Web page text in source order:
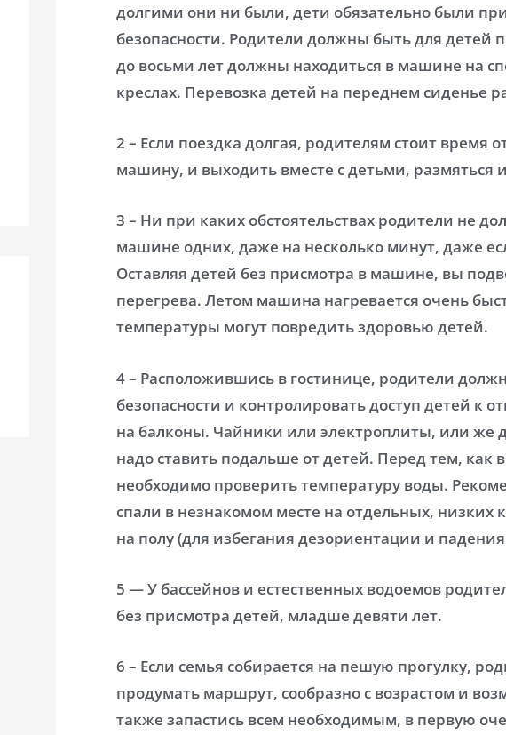
долгими они ни были, дети обязательно были
безопасности. Родители должны быть для детей
до восьми лет должны находиться в машине на
креслах. Перевозка детей на переднем сиденье
2 – Если поездка долгая, родителям стоит время
машину, и выходить вместе с детьми, размяться
3 – Ни при каких обстоятельствах родители не
машине одних, даже на несколько минут, даже
Оставляя детей без присмотра в машине, вы
перегрева. Летом машина нагревается очень
температуры могут повредить здоровью детей.
4 – Расположившись в гостинице, родители
безопасности и контролировать доступ детей к
на балконы. Чайники или электроплиты, или же
надо ставить подальше от детей. Перед тем, как
необходимо проверить температуру воды.
спали в незнакомом месте на отдельных, низких
на полу (для избегания дезориентации и
5 — У бассейнов и естественных водоемов
без присмотра детей, младше девяти лет.
6 – Если семья собирается на пешую прогулку,
продумать маршрут, сообразно с возрастом и
также запастись всем необходимым, в первую